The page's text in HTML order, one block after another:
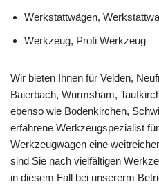
Werkstattwägen,
Werkzeug, Profi Werkzeug
Wir bieten Ihnen für Velden,
Baierbach, Wurmsham,
ebenso wie Bodenkirchen,
erfahrene Werkzeugspezialist
Werkzeugwagen eine
sind Sie nach vielfältigen
in diesem Fall bei unsererm